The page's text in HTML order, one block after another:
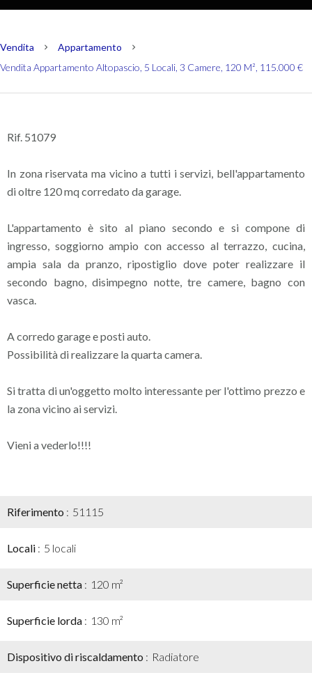
Vendita
Appartamento
Vendita Appartamento Altopascio, 5 Locali, 3 Camere, 120 M², 115.000 €
Rif. 51079
In zona riservata ma vicino a tutti i servizi, bell'appartamento
di oltre 120 mq corredato da garage.
L'appartamento è sito al piano secondo e si compone di
ingresso, soggiorno ampio con accesso al terrazzo, cucina,
ampia sala da pranzo, ripostiglio dove poter realizzare il
secondo bagno, disimpegno notte, tre camere, bagno con
vasca.
A corredo garage e posti auto.
Possibilità di realizzare la quarta camera.
Si tratta di un'oggetto molto interessante per l'ottimo prezzo e
la zona vicino ai servizi.
Vieni a vederlo!!!!
Riferimento 51115
Locali 5 locali
Superficie netta 120 m²
Superficie lorda 130 m²
Dispositivo di riscaldamento Radiatore